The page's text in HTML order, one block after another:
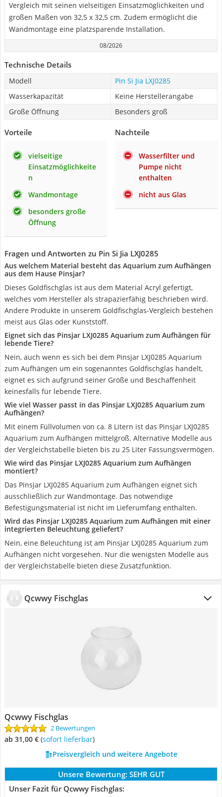
Vergleich mit seinen vielseitigen Einsatzmöglichkeiten und
großen Maßen von 32,5 x 32,5 cm. Zudem ermöglicht die
Wandmontage eine platzsparende Installation.
08/2026
Technische Details
Modell
Pin Si Jia LXJ0285
Wasserkapazität
Keine Herstellerangabe
Große Öffnung
Besonders groß
Vorteile
vielseitige
Einsatzmöglichkeite
n
Wandmontage
besonders große
Öffnung
Nachteile
Wasserfilter und
Pumpe nicht
enthalten
nicht aus Glas
Fragen und Antworten zu Pin Si Jia LXJ0285
Aus welchem Material besteht das Aquarium zum Aufhängen
aus dem Hause Pinsjar?
Dieses Goldfischglas ist aus dem Material Acryl gefertigt,
welches vom Hersteller als strapazierfähig beschrieben wird.
Andere Produkte in unserem Goldfischglas-Vergleich bestehen
meist aus Glas oder Kunststoff.
Eignet sich das Pinsjar ‎LXJ0285 Aquarium zum Aufhängen für
lebende Tiere?
Nein, auch wenn es sich bei dem Pinsjar ‎LXJ0285 Aquarium
zum Aufhängen um ein sogenanntes Goldfischglas handelt,
eignet es sich aufgrund seiner Größe und Beschaffenheit
keinesfalls für lebende Tiere.
Wie viel Wasser passt in das Pinsjar ‎LXJ0285 Aquarium zum
Aufhängen?
Mit einem Füllvolumen von ca. 8 Litern ist das Pinsjar ‎LXJ0285
Aquarium zum Aufhängen mittelgroß. Alternative Modelle aus
der Vergleichstabelle bieten bis zu 25 Liter Fassungsvermögen.
Wie wird das Pinsjar ‎LXJ0285 Aquarium zum Aufhängen
montiert?
Das Pinsjar ‎LXJ0285 Aquarium zum Aufhängen eignet sich
ausschließlich zur Wandmontage. Das notwendige
Befestigungsmaterial ist nicht im Lieferumfang enthalten.
Wird das Pinsjar ‎LXJ0285 Aquarium zum Aufhängen mit einer
integrierten Beleuchtung geliefert?
Nein, eine Beleuchtung ist am Pinsjar ‎LXJ0285 Aquarium zum
Aufhängen nicht vorgesehen. Nur die wenigsten Modelle aus
der Vergleichstabelle bieten diese Zusatzfunktion.
Qcwwy Fischglas
Qcwwy Fischglas
2 Bewertungen
ab 31,00 € ( Sofort lieferbar)
Preisvergleich und weitere Angebote
Unsere Bewertung: SEHR GUT
Unser Fazit für Qcwwy Fischglas: